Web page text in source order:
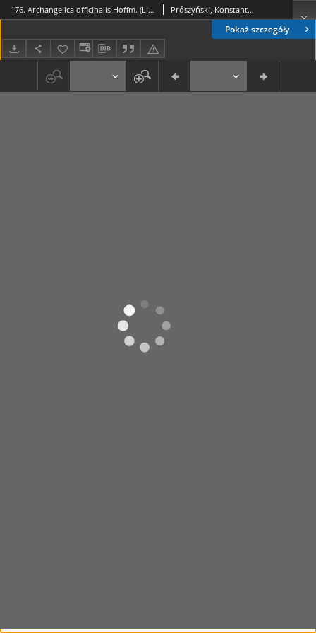
Pokaż szczegóły
176. Archangelica officinalis Hoffm. (Litwor arcydzięgiel) Prószyński, Konstanty (1859-1936)